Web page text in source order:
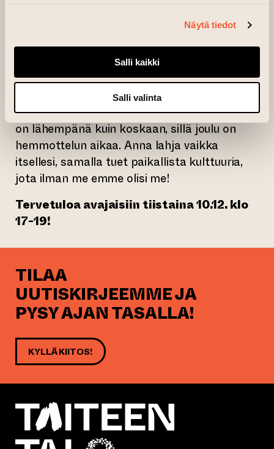
Näytä tiedot
Salli kaikki
Salli valinta
ja esittelee kävijöille Rettigin
kuvataiteilijoiden monipuolisuuden.
Mielitkö itsellesi tai läheisillesi jotain
paikallista ja pysyvää muistoa, puuttuuko
seiniltäsi vielä se ainutlaatuinen teos, jollaista
et naapurissa näe. Nyt teoksen löytyminen
on lähempänä kuin koskaan, sillä joulu on
hemmottelun aikaa. Anna lahja vaikka
itsellesi, samalla tuet paikallista kulttuuria,
jota ilman me emme olisi me!
Tervetuloa avajaisiin tiistaina 10.12. klo
17-19!
TILAA
UUTISKIRJEEMME JA
PYSY AJAN TASALLA!
KYLLÄ KIITOS!